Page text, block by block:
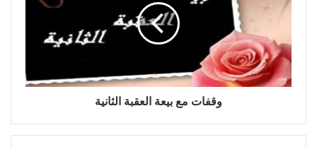
وقفات مع بيعة العقبة الثانية